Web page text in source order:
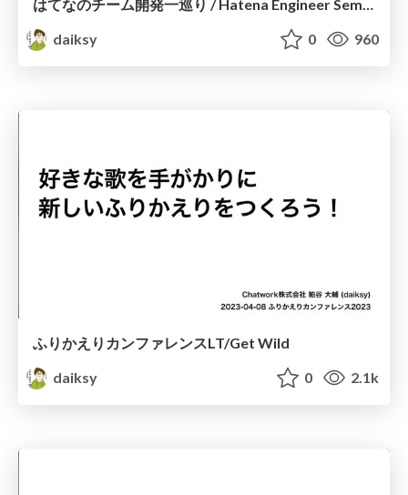
daiksy
0 960
ふりかえりカンファレンスLT/Get Wild
daiksy
0 2.1k